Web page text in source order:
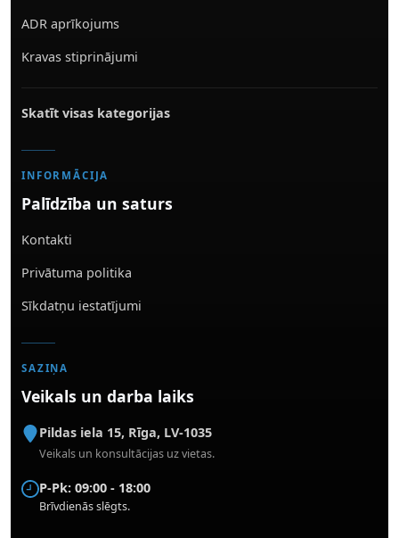
ADR aprīkojums
Kravas stiprinājumi
Skatīt visas kategorijas
INFORMĀCIJA
Palīdzība un saturs
Kontakti
Privātuma politika
Sīkdatņu iestatījumi
SAZIŅA
Veikals un darba laiks
Pildas iela 15, Rīga, LV-1035
Veikals un konsultācijas uz vietas.
P-Pk: 09:00 - 18:00
Brīvdienās slēgts.